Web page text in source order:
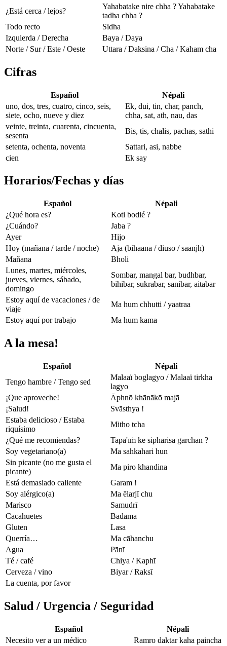
¿Está cerca / lejos?
Yahabatake nire chha ? Yahabatake
tadha chha ?
Todo recto
Sidha
Izquierda / Derecha
Baya / Daya
Norte / Sur / Este / Oeste
Uttara / Daksina / Cha / Kaham cha
Cifras
Español
Népali
uno, dos, tres, cuatro, cinco, seis,
siete, ocho, nueve y diez
Ek, dui, tin, char, panch,
chha, sat, ath, nau, das
veinte, treinta, cuarenta, cincuenta,
sesenta
Bis, tis, chalis, pachas, sathi
setenta, ochenta, noventa
Sattari, asi, nabbe
cien
Ek say
Horarios/Fechas y días
Español
Népali
¿Qué hora es?
Koti bodié ?
¿Cuándo?
Jaba ?
Ayer
Hijo
Hoy (mañana / tarde / noche)
Aja (bihaana / diuso / saanjh)
Mañana
Bholi
Lunes, martes, miércoles,
jueves, viernes, sábado,
domingo
Sombar, mangal bar, budhbar,
bihibar, sukrabar, sanibar, aitabar
Estoy aquí de vacaciones / de
viaje
Ma hum chhutti / yaatraa
Estoy aquí por trabajo
Ma hum kama
A la mesa!
Español
Népali
Tengo hambre / Tengo sed
Malaaï boglagyo / Malaaï tirkha
lagyo
¡Que aproveche!
Āphnō khānākō majā
¡Salud!
Svāsthya !
Estaba delicioso / Estaba
riquísimo
Mitho tcha
¿Qué me recomiendas?
Tapā'īṁ kē siphārisa garchan ?
Soy vegetariano(a)
Ma sahkahari hun
Sin picante (no me gusta el
picante)
Ma piro khandina
Está demasiado caliente
Garam !
Soy alérgico(a)
Ma ēlarjī chu
Marisco
Samudrī
Cacahuetes
Badāma
Gluten
Lasa
Querría…
Ma cāhanchu
Agua
Pānī
Té / café
Chiya / Kaphī
Cerveza / vino
Biyar / Raksī
La cuenta, por favor
Salud / Urgencia / Seguridad
Español
Népali
Necesito ver a un médico
Ramro daktar kaha paincha